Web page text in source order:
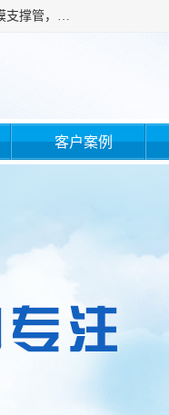
广州滤源过滤器材有限公司主营经营产品有：PTFE烧结滤芯、PE滤芯，烧结滤芯，PE烧结滤芯，PA烧结滤芯，管式膜支撑管，真空上料机滤芯，粉末烧结滤芯，止溢滤芯，吸头滤芯，湿化瓶滤芯、不锈钢烧结滤芯等。公司现拥有一批精干的管理人员和一支高素质的技术队伍，舒适优雅的办公环境和拥有全新现代化标准厂房。
客户案例